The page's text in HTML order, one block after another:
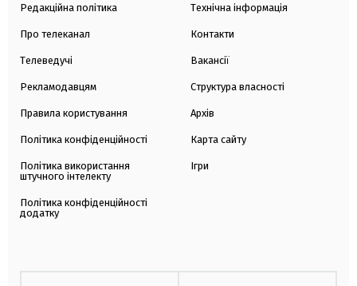
Редакційна політика
Про телеканал
Телеведучі
Рекламодавцям
Правила користування
Політика конфіденційності
Політика використання
штучного інтелекту
Політика конфіденційності
додатку
Технічна інформація
Контакти
Вакансії
Структура власності
Архів
Карта сайту
Ігри